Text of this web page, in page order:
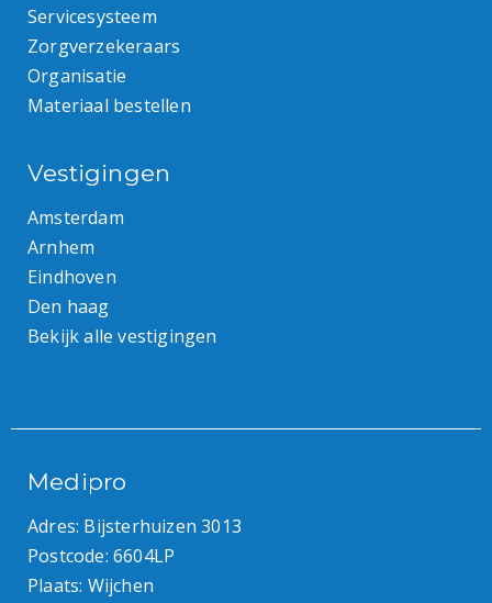
Servicesysteem
Zorgverzekeraars
Organisatie
Materiaal bestellen
Vestigingen
Amsterdam
Arnhem
Eindhoven
Den haag
Bekijk alle vestigingen
Medipro
Adres: Bijsterhuizen 3013
Postcode: 6604LP
Plaats: Wijchen